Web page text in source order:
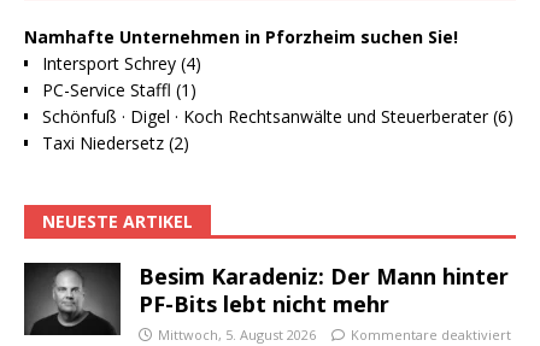
Namhafte Unternehmen in Pforzheim suchen Sie!
Intersport Schrey (4)
PC-Service Staffl (1)
Schönfuß · Digel · Koch Rechtsanwälte und Steuerberater (6)
Taxi Niedersetz (2)
NEUESTE ARTIKEL
Besim Karadeniz: Der Mann hinter
PF-Bits lebt nicht mehr
Mittwoch, 5. August 2026 Kommentare deaktiviert